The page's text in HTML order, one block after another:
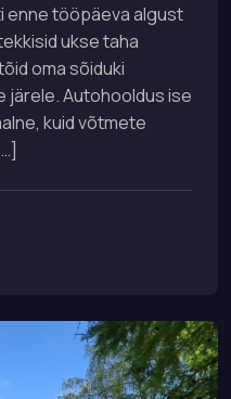
enne tööpäeva algust
ukse taha
oma sõiduki
järele. Autohooldus ise
kuid võtmete